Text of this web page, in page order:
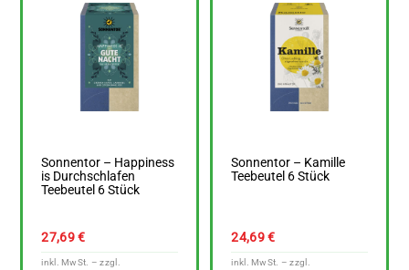
Sonnentor – Happiness
is Durchschlafen
Teebeutel 6 Stück
27,69€
Sonnentor – Kamille
Teebeutel 6 Stück
24,69€